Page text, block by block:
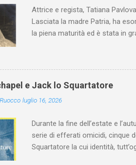
Attrice e regista, Tatiana
Lasciata la madre Patria, ha
la piena maturità ed è stata in
e Jack lo Squartatore
luglio 16, 2026
Durante la fine dell’estate e
serie di efferati omicidi, cinque
Squartatore la cui identità,